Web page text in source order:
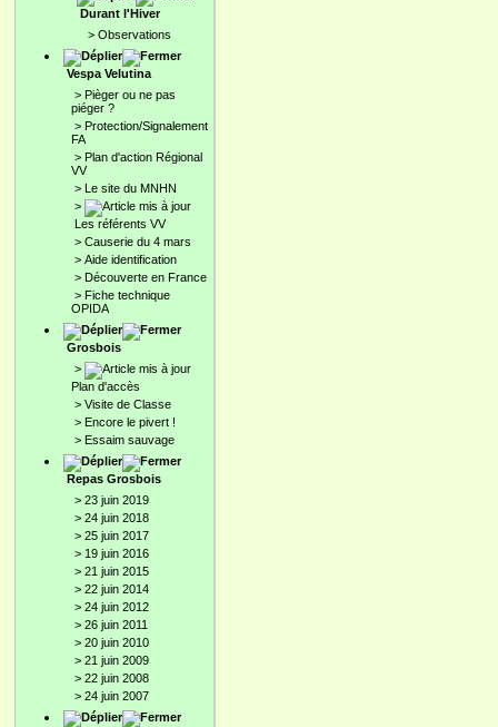
Durant l'Hiver
> Observations
Vespa Velutina
> Pièger ou ne pas
piéger ?
> Protection/Signalement
FA
> Plan d'action Régional
VV
> Le site du MNHN
>
Les référents VV
> Causerie du 4 mars
> Aide identification
> Découverte en France
> Fiche technique
OPIDA
Grosbois
>
Plan d'accès
> Visite de Classe
> Encore le pivert !
> Essaim sauvage
Repas Grosbois
> 23 juin 2019
> 24 juin 2018
> 25 juin 2017
> 19 juin 2016
> 21 juin 2015
> 22 juin 2014
> 24 juin 2012
> 26 juin 2011
> 20 juin 2010
> 21 juin 2009
> 22 juin 2008
> 24 juin 2007